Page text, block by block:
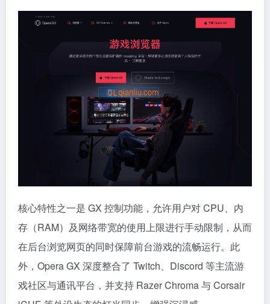
核心特性之一是 GX 控制功能，允许用户对 CPU、内
存（RAM）及网络带宽的使用上限进行手动限制，从而
在后台浏览网页的同时保障前台游戏的流畅运行。此
外，Opera GX 深度整合了 Twitch、Discord 等主流游
戏社区与通讯平台，并支持 Razer Chroma 与 Corsair